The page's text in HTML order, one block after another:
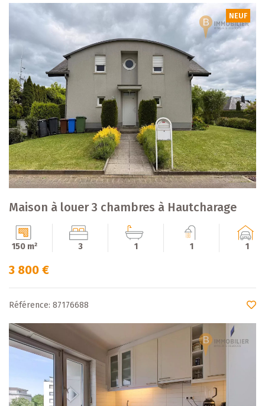
NEUF
Maison à louer 3 chambres à Hautcharage
150 m² 3 1 1 1
3 800 €
Référence: 87176688